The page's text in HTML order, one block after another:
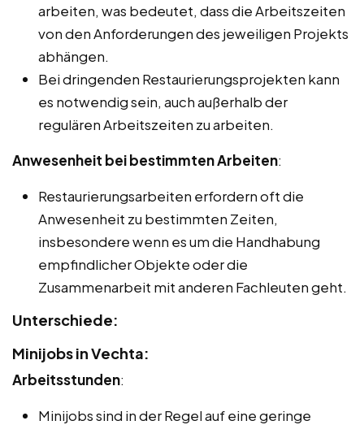
arbeiten, was bedeutet, dass die Arbeitszeiten
von den Anforderungen des jeweiligen Projekts
abhängen.
Bei dringenden Restaurierungsprojekten kann
es notwendig sein, auch außerhalb der
regulären Arbeitszeiten zu arbeiten.
Anwesenheit bei bestimmten Arbeiten:
Restaurierungsarbeiten erfordern oft die
Anwesenheit zu bestimmten Zeiten,
insbesondere wenn es um die Handhabung
empfindlicher Objekte oder die
Zusammenarbeit mit anderen Fachleuten geht.
Unterschiede:
Minijobs in Vechta:
Arbeitsstunden:
Minijobs sind in der Regel auf eine geringe